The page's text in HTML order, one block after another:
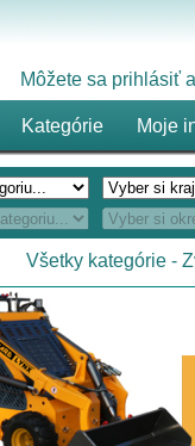
Môžete sa prihlásiť
Kategórie Moje
Všetky kategórie -